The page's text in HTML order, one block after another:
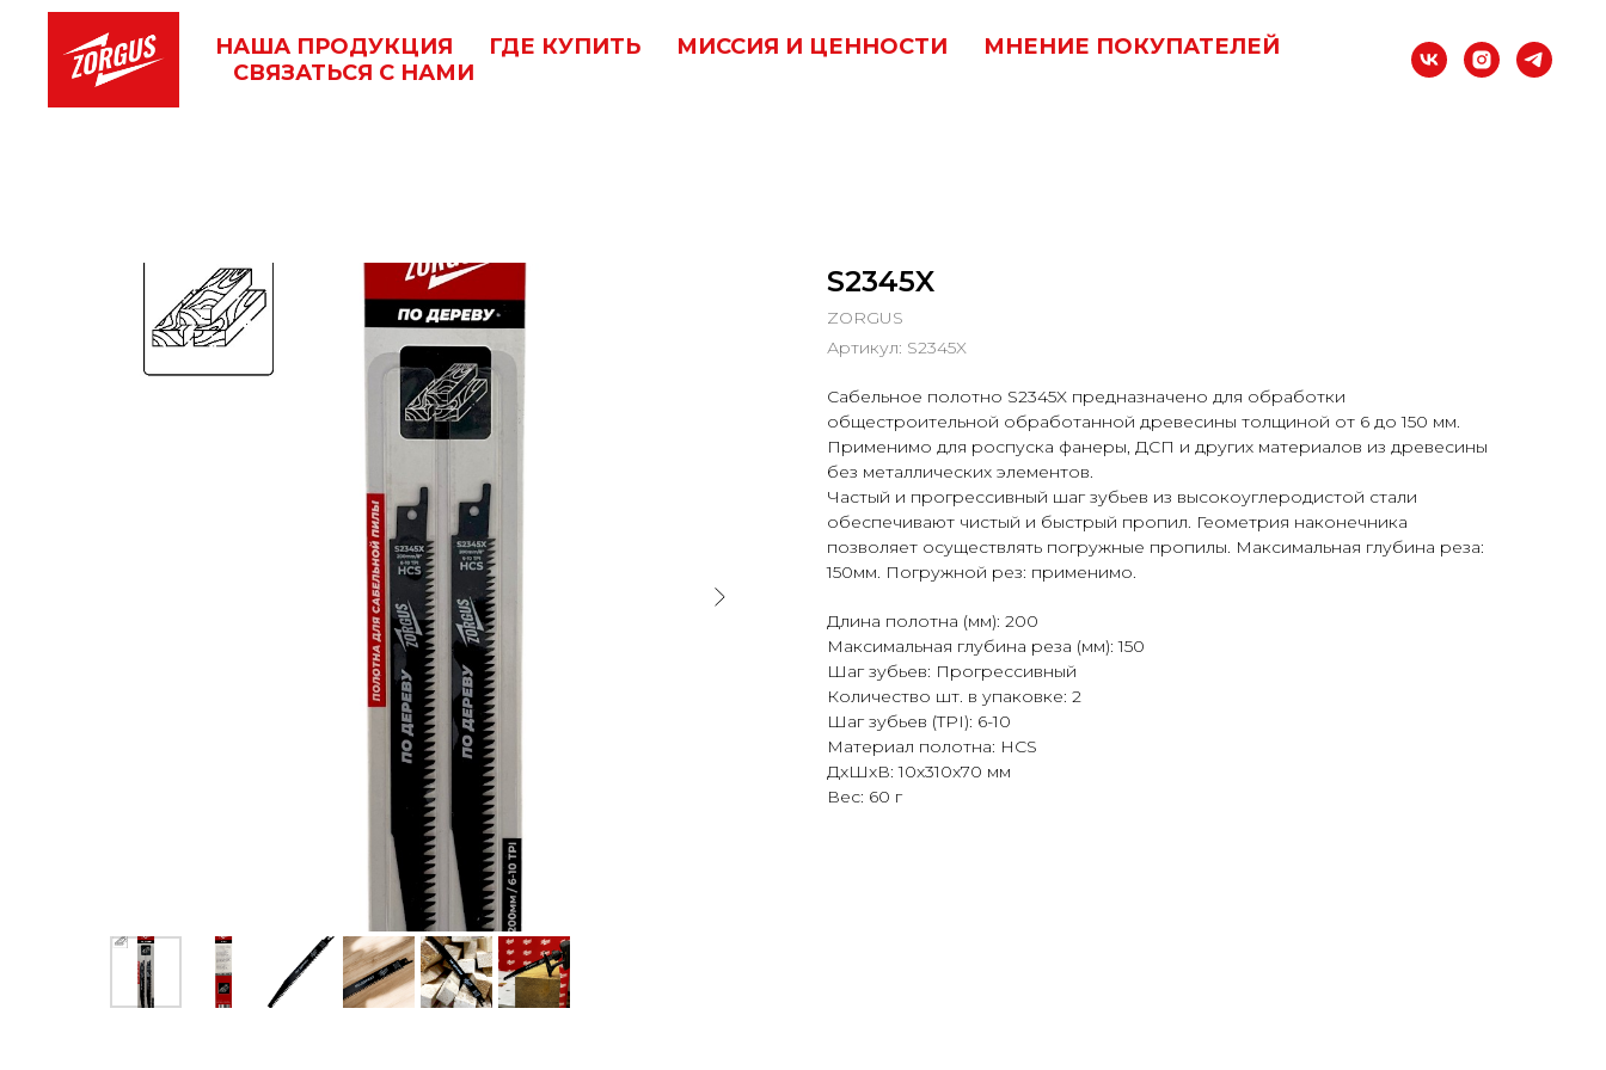
НАША ПРОДУКЦИЯ ГДЕ КУПИТЬ МИССИЯ И ЦЕННОСТИ
МНЕНИЕ ПОКУПАТЕЛЕЙ
СВЯЗАТЬСЯ С НАМИ
S2345X
ZORGUS
Артикул: S2345X
Сабельное полотно S2345X предназначено для обработки
общестроительной обработанной древесины толщиной от 6 до 150 мм.
Применимо для роспуска фанеры, ДСП и других материалов из древесины
без металлических элементов.
Частый и прогрессивный шаг зубьев из высокоуглеродистой стали
обеспечивают чистый и быстрый пропил. Геометрия наконечника
позволяет осуществлять погружные пропилы. Максимальная глубина реза:
150мм. Погружной рез: применимо.
Длина полотна (мм): 200
Максимальная глубина реза (мм): 150
Шаг зубьев: Прогрессивный
Количество шт. в упаковке: 2
Шаг зубьев (TPI): 6-10
Материал полотна: HCS
ДxШxВ: 10x310x70 мм
Вес: 60 г